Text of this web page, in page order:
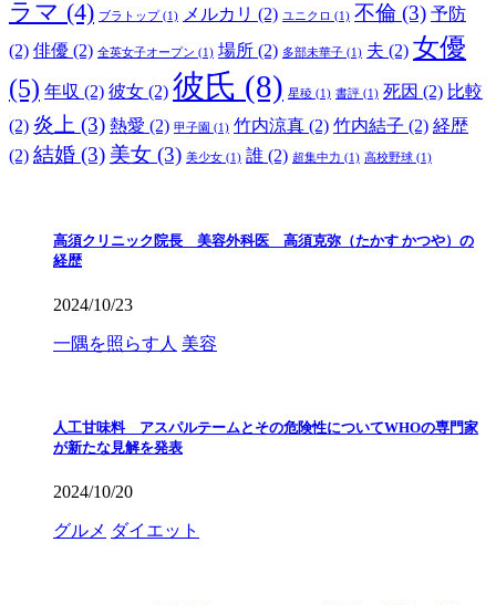
ラマ (4) ブラトップ(1) メルカリ (2) ユニクロ (1) 不倫 (3) 予防
(2) 俳優 (2) 全英女子オープン (1) 場所 (2) 多部未華子 (1) 夫 (2) 女優
(5) 年収 (2) 彼女 (2) 彼氏 (8) 星稜 (1) 書評 (1) 死因 (2) 比較
(2) 炎上 (3) 熱愛 (2) 甲子園 (1) 竹内涼真 (2) 竹内結子 (2) 経歴
(2) 結婚 (3) 美女 (3) 美少女 (1) 誰 (2) 超集中力 (1) 高校野球 (1)
高須クリニック院長 美容外科医 高須克弥（たかす かつや）の
経歴
2024/10/23
一隅を照らす人 美容
人工甘味料 アスパルテームとその危険性についてWHOの専門家
が新たな見解を発表
2024/10/20
グルメ ダイエット